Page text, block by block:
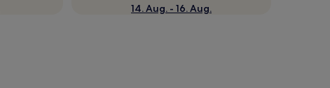
14. Aug. - 16. Aug.